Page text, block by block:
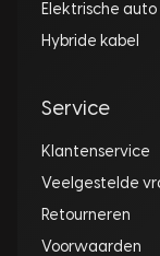
Elektrische auto
Hybride kabel
Service
Klantenservice
Veelgestelde
Retourneren
Voorwaarden